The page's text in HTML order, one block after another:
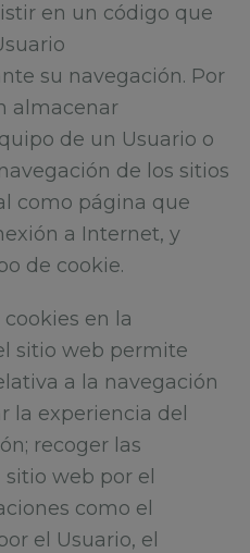
en un código que
su navegación. Por
almacenar
de un Usuario o
de los sitios
como página que
a Internet, y
de cookie.
en la
sitio web permite
a la navegación
la experiencia del
recoger las
web por el
como el
el Usuario, el